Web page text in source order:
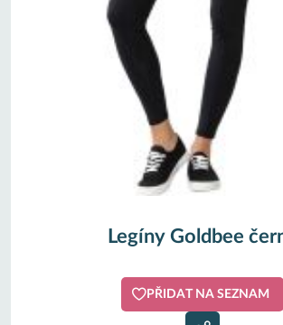
Legíny Goldbee
PŘIDAT NA SEZNAM